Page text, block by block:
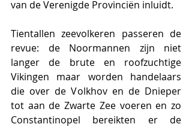
van de Verenigde Provinciën inluidt.
Tientallen zeevolkeren passeren de
revue: de Noormannen zijn niet
langer de brute en roofzuchtige
Vikingen maar worden handelaars
die over de Volkhov en de Dnieper
tot aan de Zwarte Zee voeren en zo
Constantinopel bereikten er de